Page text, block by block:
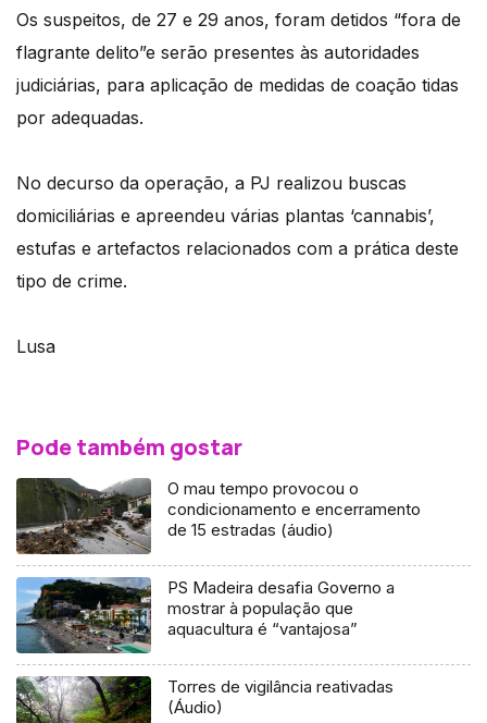
Os suspeitos, de 27 e 29 anos, foram detidos “fora de
flagrante delito”e serão presentes às autoridades
judiciárias, para aplicação de medidas de coação tidas
por adequadas.
No decurso da operação, a PJ realizou buscas
domiciliárias e apreendeu várias plantas ‘cannabis’,
estufas e artefactos relacionados com a prática deste
tipo de crime.
Lusa
Pode também gostar
O mau tempo provocou o
condicionamento e encerramento
de 15 estradas (áudio)
PS Madeira desafia Governo a
mostrar à população que
aquacultura é “vantajosa”
Torres de vigilância reativadas
(Áudio)